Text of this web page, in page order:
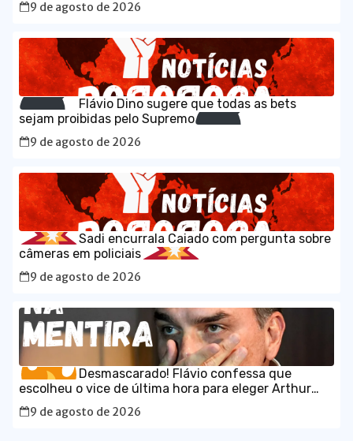
9 de agosto de 2026
Flávio Dino sugere que todas as bets
sejam proibidas pelo Supremo
9 de agosto de 2026
Sadi encurrala Caiado com pergunta sobre
câmeras em policiais
9 de agosto de 2026
Desmascarado! Flávio confessa que
escolheu o vice de última hora para eleger Arthur
Lira
9 de agosto de 2026